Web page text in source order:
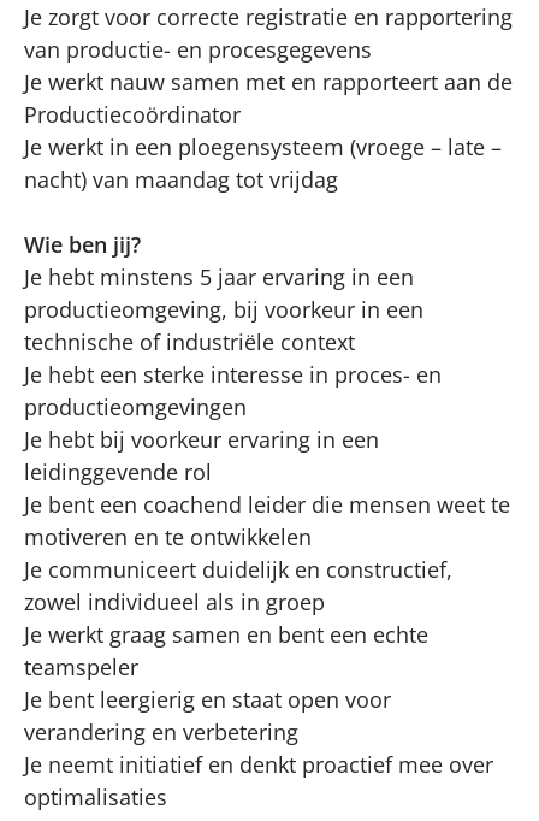
Je zorgt voor correcte registratie en rapportering
van productie- en procesgegevens
Je werkt nauw samen met en rapporteert aan de
Productiecoördinator
Je werkt in een ploegensysteem (vroege – late –
nacht) van maandag tot vrijdag
Wie ben jij?
Je hebt minstens 5 jaar ervaring in een
productieomgeving, bij voorkeur in een
technische of industriële context
Je hebt een sterke interesse in proces- en
productieomgevingen
Je hebt bij voorkeur ervaring in een
leidinggevende rol
Je bent een coachend leider die mensen weet te
motiveren en te ontwikkelen
Je communiceert duidelijk en constructief,
zowel individueel als in groep
Je werkt graag samen en bent een echte
teamspeler
Je bent leergierig en staat open voor
verandering en verbetering
Je neemt initiatief en denkt proactief mee over
optimalisaties